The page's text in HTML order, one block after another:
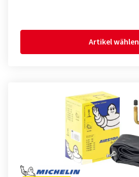
Artikel wählen